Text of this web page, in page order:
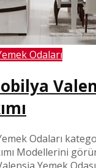
Odaları
Odaları
Modellerini